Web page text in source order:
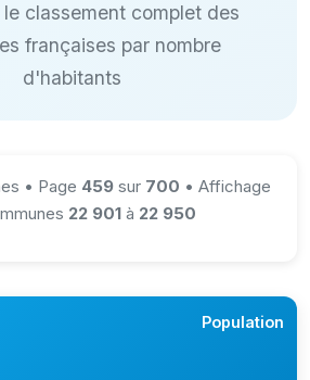
classement complet des
françaises par nombre
d'habitants
• Page 459sur 700 • Affichage
22 901à 22 950
Population